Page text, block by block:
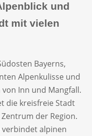
und
mit vielen
Bayerns,
Alpenkulisse und
Inn und Mangfall.
die kreisfreie Stadt
der Region.
verbindet alpinen